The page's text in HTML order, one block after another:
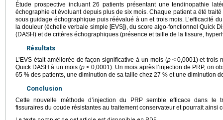
Étude prospective incluant 26 patients présentant une tendinopathie
échographie et évoluant depuis plus de six mois. Chaque patient a été
sous guidage échographique puis réévalué à un et trois mois. L’efficacité
la douleur (échelle verbale simple [EVS]), du score algo-fonctionnel Quick
(DASH) et de critères échographiques (présence et taille de la fissure,
Résultats
L’EVS était améliorée de façon significative à un mois (p < 0,0001) et trois
Quick DASH à un mois (p < 0,0001). Un mois après l’injection de PRP, on
65 % des patients, une diminution de sa taille chez 27 % et une diminution
Conclusion
Cette nouvelle méthode d’injection du PRP semble efficace dans le
fissuraires du coude résistantes au traitement conservateur et pourrait ainsi